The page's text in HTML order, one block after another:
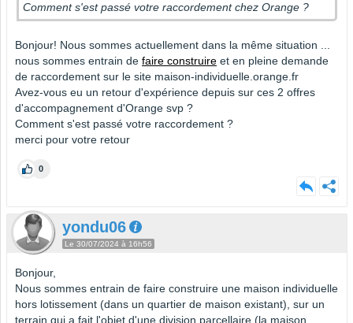
Comment s'est passé votre raccordement chez Orange ?
Bonjour! Nous sommes actuellement dans la même situation ...
nous sommes entrain de faire construire et en pleine demande
de raccordement sur le site maison-individuelle.orange.fr
Avez-vous eu un retour d'expérience depuis sur ces 2 offres
d'accompagnement d'Orange svp ?
Comment s'est passé votre raccordement ?
merci pour votre retour
0
yondu06
Le 30/07/2024 à 16h56
Bonjour,
Nous sommes entrain de faire construire une maison individuelle
hors lotissement (dans un quartier de maison existant), sur un
terrain qui a fait l'objet d'une division parcellaire (la maison